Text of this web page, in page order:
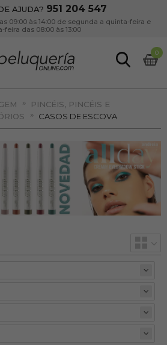
AJUDA? 951 204 547
09:00 às 14:00 de segunda a quinta-feira e
feira das 08:00 às 13:00
0
»
PINCÉIS, PINCÉIS E
» CASOS DE ESCOVA